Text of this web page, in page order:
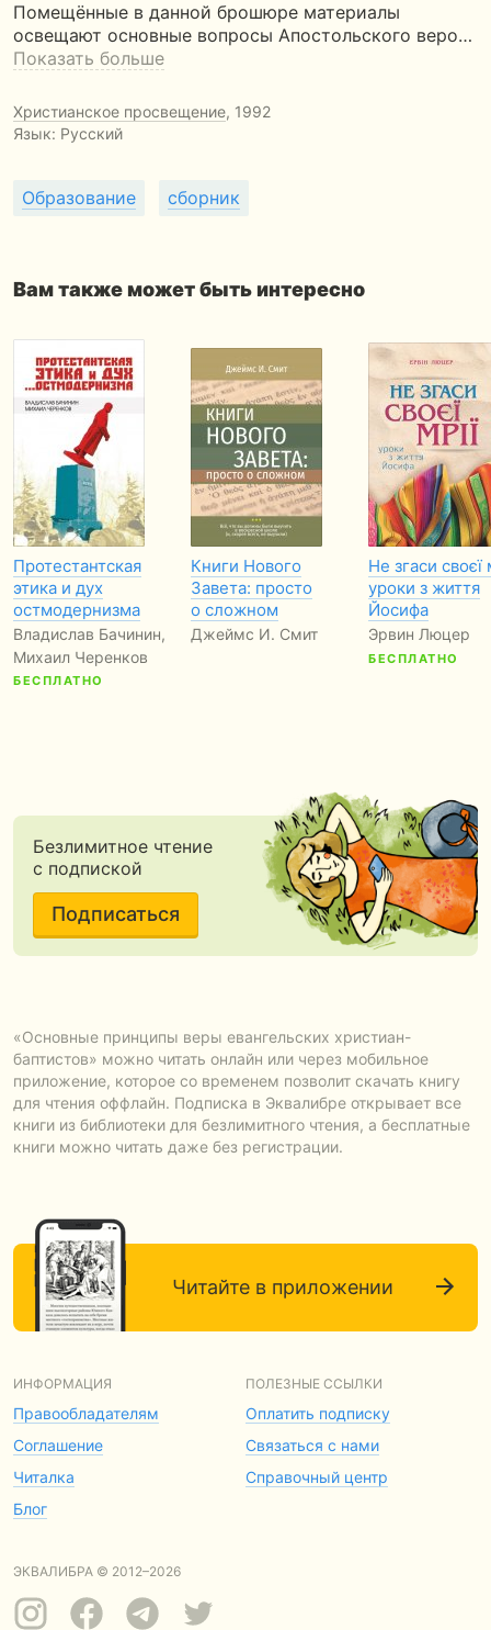
Помещённые в данной брошюре материалы
освещают основные вопросы Апостольского веро…
Показать больше
Христианское просвещение, 1992
Язык: Русский
Образование сборник
Вам также может быть интересно
Протестантская
этика и дух
остмодернизма
Владислав Бачинин,
Михаил Черенков
БЕСПЛАТНО
Книги Нового
Завета: просто
о сложном
Джеймс И. Смит
Не згаси своєї
уроки з життя
Йосифа
Эрвин Люцер
БЕСПЛАТНО
Безлимитное чтение
с подпиской
Подписаться
«Основные принципы веры евангельских христиан-
баптистов» можно читать онлайн или через мобильное
приложение, которое со временем позволит скачать книгу
для чтения оффлайн. Подписка в Эквалибре открывает все
книги из библиотеки для безлимитного чтения, а бесплатные
книги можно читать даже без регистрации.
Читайте в приложении
ИНФОРМАЦИЯ
Правообладателям
Соглашение
Читалка
Блог
ПОЛЕЗНЫЕ ССЫЛКИ
Оплатить подписку
Связаться с нами
Справочный центр
ЭКВАЛИБРА © 2012–2026